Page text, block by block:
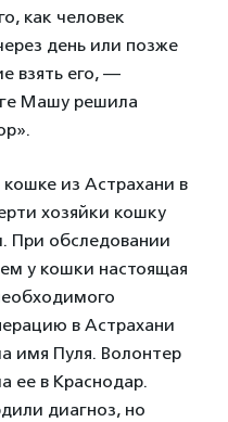
как человек
день или позже
взять его, —
Машу решила
из Астрахани в
хозяйки кошку
При обследовании
у кошки настоящая
в Астрахани
имя Пуля. Волонтер
ее в Краснодар.
диагноз, но